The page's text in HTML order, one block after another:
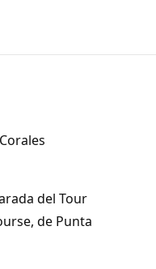
del Tour
de Punta